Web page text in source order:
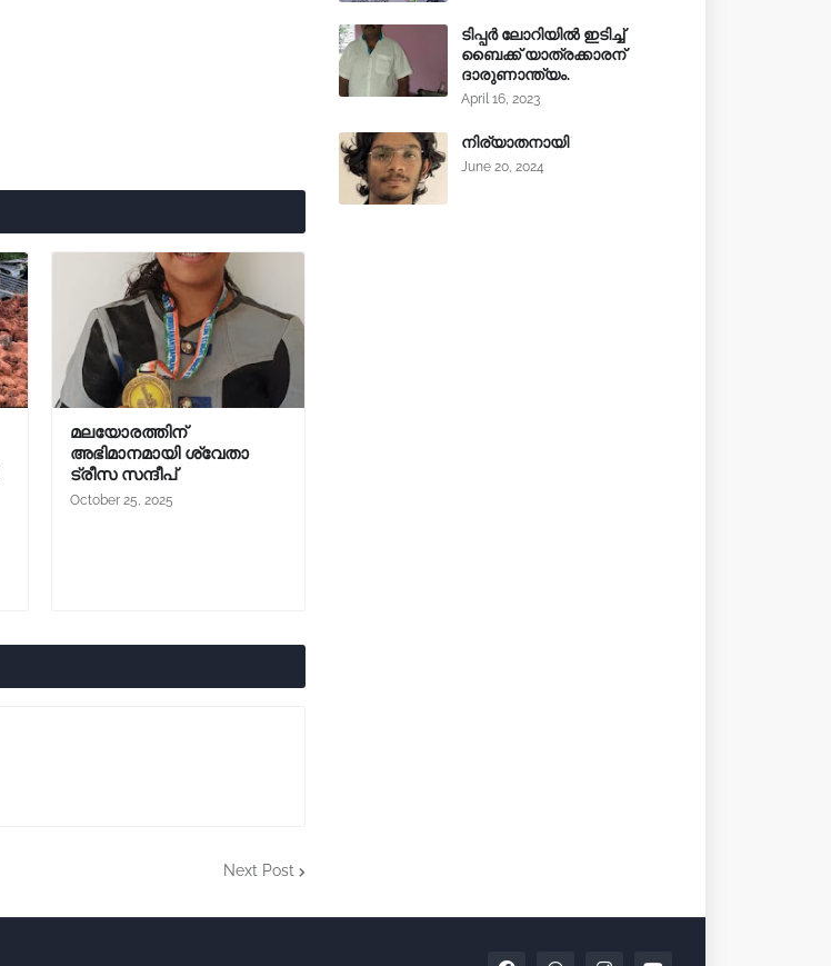
മലയോരത്തിന്
അഭിമാനമായി ശ്വേതാ
ട്രീസ സന്ദീപ്
October 25, 2025
Next Post
ടിപ്പർ ലോറിയിൽ ഇടിച്ച്
ബൈക്ക് യാത്രക്കാരന്
ദാരുണാന്ത്യം.
April 16, 2023
നിര്യാതനായി
June 20, 2024